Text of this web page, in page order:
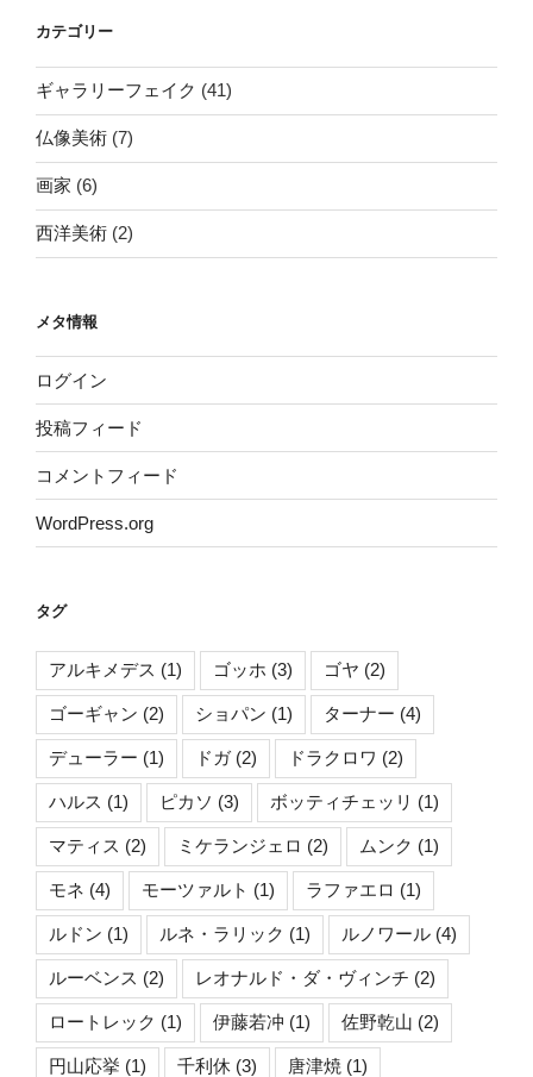
カテゴリー
ギャラリーフェイク (41)
仏像美術 (7)
画家 (6)
西洋美術 (2)
メタ情報
ログイン
投稿フィード
コメントフィード
WordPress.org
タグ
アルキメデス (1) ゴッホ (3) ゴヤ (2)
ゴーギャン (2) ショパン (1) ターナー (4)
デューラー (1) ドガ (2) ドラクロワ (2)
ハルス (1) ピカソ (3) ボッティチェッリ (1)
マティス (2) ミケランジェロ (2) ムンク (1)
モネ (4) モーツァルト (1) ラファエロ (1)
ルドン (1) ルネ・ラリック (1) ルノワール (4)
ルーベンス (2) レオナルド・ダ・ヴィンチ (2)
ロートレック (1) 伊藤若冲 (1) 佐野乾山 (2)
円山応挙 (1) 千利休 (3) 唐津焼 (1)